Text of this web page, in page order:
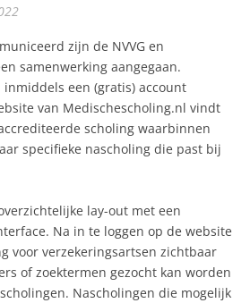
zijn de NVVG en
samenwerking aangegaan.
een (gratis) account
van Medischescholing.nl vindt
scholing waarbinnen
specifieke nascholing die past bij
lay-out met een
Na in te loggen op de website
voor verzekeringsartsen zichtbaar
of zoektermen gezocht kan worden
Nascholingen die mogelijk